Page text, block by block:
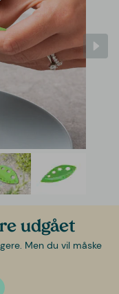
udgået
Men du vil måske